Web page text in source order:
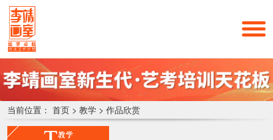
当前位置： 首页 > 教学 > 作品欣赏